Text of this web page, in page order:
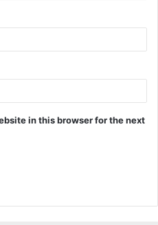
in this browser for the next